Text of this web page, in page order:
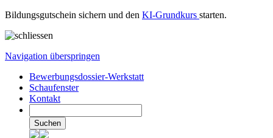
Bildungsgutschein sichern und den KI-Grundkurs starten.
Navigation überspringen
Bewerbungsdossier-Werkstatt
Schaufenster
Kontakt
Suchen